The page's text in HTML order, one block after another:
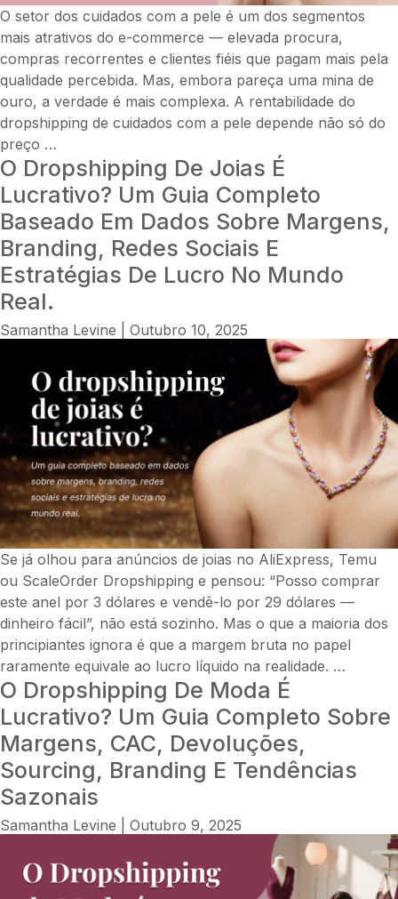
margem
de
lucro.
O setor dos cuidados com a pele é um dos segmentos
mais atrativos do e-commerce — elevada procura,
compras recorrentes e clientes fiéis que pagam mais pela
qualidade percebida. Mas, embora pareça uma mina de
ouro, a verdade é mais complexa. A rentabilidade do
dropshipping de cuidados com a pele depende não só do
preço …
dropshipping
de
cuidados
com
a
pele
Uma
completa
sobre
margens,
branding,
retenção
e
estratégias
lucro
real
no
nicho
da
beleza
O Dropshipping De Joias É
Lucrativo? Um Guia Completo
Baseado Em Dados Sobre Margens,
Branding, Redes Sociais E
Estratégias De Lucro No Mundo
Real.
Samantha Levine Outubro 10, 2025
Se já olhou para anúncios de joias no AliExpress, Temu
ou ScaleOrder Dropshipping e pensou: “Posso comprar
este anel por 3 dólares e vendê-lo por 29 dólares —
dinheiro fácil”, não está sozinho. Mas o que a maioria dos
principiantes ignora é que a margem bruta no papel
raramente equivale ao lucro líquido na realidade. …
de
joias
em
O Dropshipping De Moda É
Lucrativo? Um Guia Completo Sobre
Margens, CAC, Devoluções,
Sourcing, Branding E Tendências
Sazonais
Samantha Levine Outubro 9, 2025